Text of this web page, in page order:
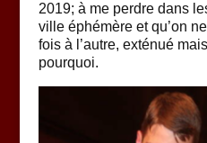
2019; à me perdre dans
ville éphémère et qu’on
fois à l’autre, exténué
pourquoi.